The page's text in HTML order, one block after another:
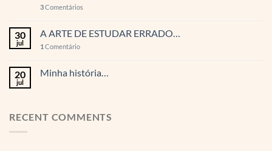
3Comentários
30
jul
A ARTE DE ESTUDAR ERRADO…
1 Comentário
20
jul
Minha história…
RECENT COMMENTS